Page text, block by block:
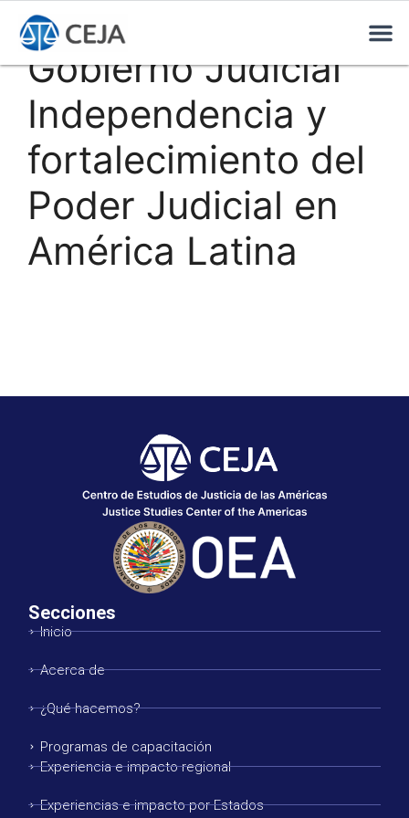
Gobierno Judicial
Independencia y
fortalecimiento del
Poder Judicial en
América Latina
Secciones
Inicio
Acerca de
¿Qué hacemos?
Programas de capacitación
Experiencia e impacto regional
Experiencias e impacto por Estados